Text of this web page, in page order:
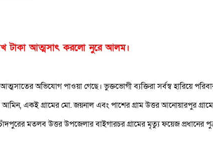
টাকা আত্মসাৎ করলো নুরে আলম।
অভিযোগ পাওয়া গেছে। ভুক্তভোগী ব্যক্তিরা সর্বস্ব হারিয়ে
একই গ্রামের মো. জয়নাল এবং পাশের গ্রাম উত্তর আনোয়ারপুর
মতলব উত্তর উপজেলার বাইগারচর গ্রামের মৃত্যু ফয়েজ প্রধানের